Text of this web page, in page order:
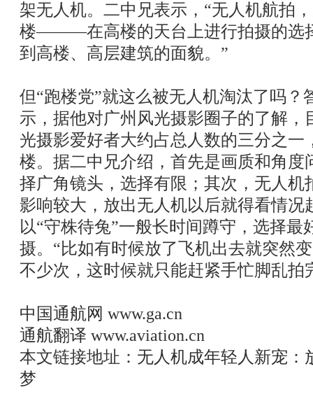
架无人机。二中兄表示，“无人机航拍
楼———在高楼的天台上进行拍摄的选
到高楼、高层建筑的面貌。”
但“跑楼党”就这么被无人机淘汰了吗？
示，据他对广州风光摄影圈子的了解，
光摄影爱好者大约占总人数的三分之一
楼。据二中兄介绍，首先是画质和角度
择广角镜头，选择有限；其次，无人机
影响较大，放出无人机以后就得看情况
以“守株待兔”一般长时间蹲守，选择最
摄。“比如有时候放了飞机出去就突然
不少次，这时候就只能赶紧手忙脚乱拍
中国通航网 www.ga.cn
通航翻译 www.aviation.cn
本文链接地址： 无人机成年轻人新宠：
梦